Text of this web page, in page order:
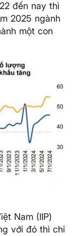
đến nay thì
2025 ngành
một con
Nam (IIP)
với đó thì chỉ